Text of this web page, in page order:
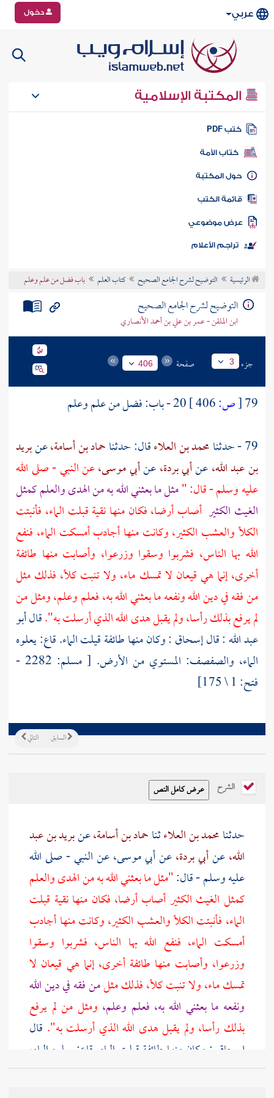
عربي دخول
المكتبة الإسلامية
كتب PDF
كتاب الأمة
المكتبة
الكتب
موضوعي
تراجم الأعلام
الرئيسية التوضيح لشرح الجامع الصحيح كتاب العلم باب فضل من علم وعلم
التوضيح لشرح الجامع الصحيح
ابن الملقن - عمر بن علي بن أحمد الأنصاري
جزء 3 صفحة 406
79
[ص:
20 - باب: فضل من علم وعلم
79 - حدثنا
محمد بن العلاءقال: حدثناحماد بن أسامة،عنبريد
بن عبد الله،عنأبي بردة،عنأبي موسى،عن النبي - صلى الله
عليه وسلم - قال: "مثل ما بعثني الله به من الهدى والعلم كمثل
الغيث الكثير أصاب أرضا، فكان منها نقية قبلت الماء، فأنبتت
الكلأ والعشب الكثير، وكانت منها أجادب أمسكت الماء، فنفع
الله بها الناس، فشربوا وسقوا وزرعوا، وأصابت منها طائفة
أخرى، إنما هي قيعان لا تمسك ماء، ولا تنبت كلأ، فذلك مثل
من فقه في دين الله ونفعه ما بعثني الله به، فعلم وعلم، ومثل من
لم يرفع بذلك رأسا، ولم يقبل هدى الله الذي أرسلت به".قالأبو
عبد الله: قالإسحاق : وكان منها طائفة قيلت الماء. قاع: يعلوه
الماء، والصفصف: المستوي من الأرض. [ مسلم: 2282 -
فتح: 1 \ 175]
التالي السابق
الشرح
حدثنامحمد بن العلاءثناحماد بن أسامة،عنبريد بن عبد
الله،عنأبي بردة،عنأبي موسى،عن النبي - صلى الله
عليه وسلم - قال:"مثل ما بعثني الله به من الهدى والعلم
كمثل الغيث الكثير أصاب أرضا، فكان منها نقية قبلت
الماء، فأنبتت الكلأ والعشب الكثير، وكانت منها أجادب
أمسكت الماء، فنفع الله بها الناس، فشربوا وسقوا
وزرعوا، وأصابت منها طائفة أخرى، إنما هي قيعان لا
تمسك ماء، ولا تنبت كلأ، فذلك مثلمن فقه في دين الله
ونفعه ما بعثني الله به، فعلم وعلم، ومثل من لم يرفع
بذلك رأسا، ولم يقبل هدى الله الذي أرسلت به". قال
إسحاق : وكان منها طائفة قيلت الماء. قاع: يعلوه الماء،
والمصطف: المستوي من الأرض.